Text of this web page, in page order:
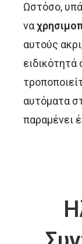
Ωστόσο,
να
αυτούς
αυτόματα
παραμένει